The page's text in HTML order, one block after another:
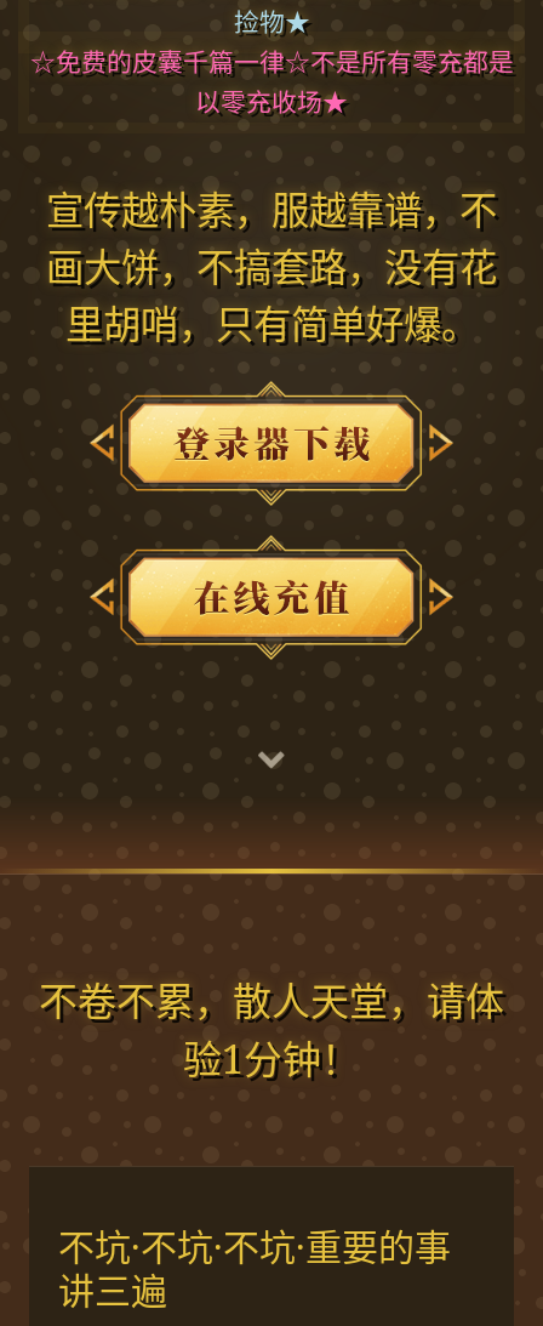
捡物★
☆免费的皮囊千篇一律☆不是所有零充都是
以零充收场★
宣传越朴素，服越靠谱，不
画大饼，不搞套路，没有花
里胡哨，只有简单好爆。
不卷不累，散人天堂，请体
验1分钟！
不坑·不坑·不坑·重要的事
讲三遍